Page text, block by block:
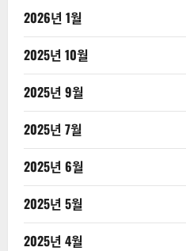
2026년 1월
2025년 10월
2025년 9월
2025년 7월
2025년 6월
2025년 5월
2025년 4월